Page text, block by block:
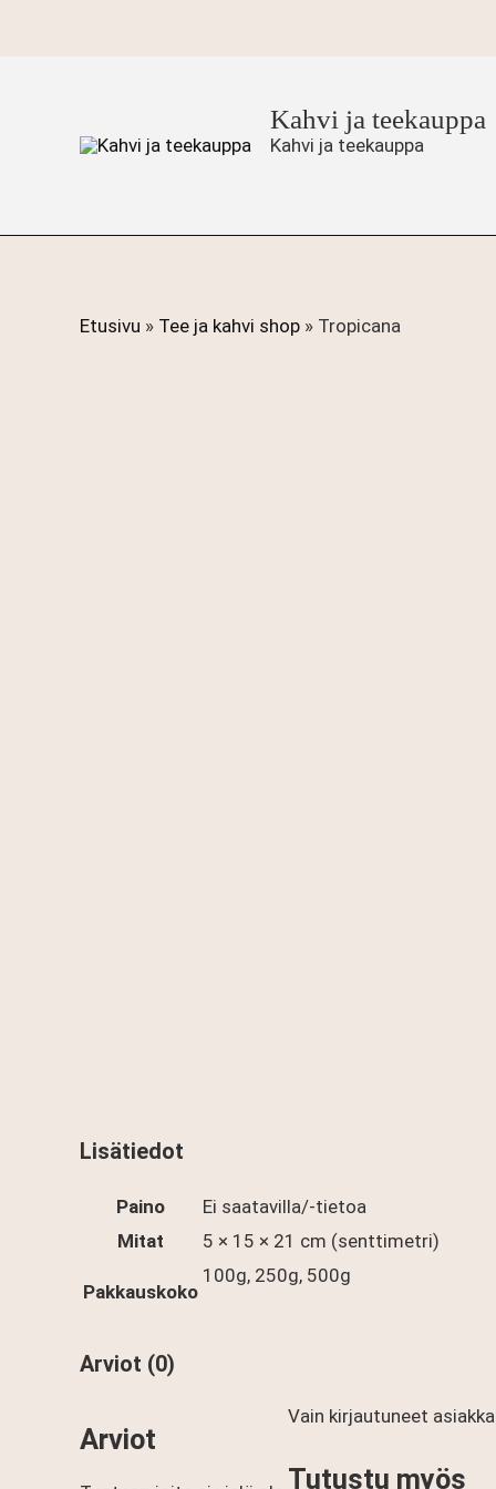
Kahvi ja teekauppa
Kahvi ja teekauppa
Etusivu » Tee ja kahvi shop » Tropicana
Lisätiedot
Paino
Ei saatavilla/-tietoa
Mitat
5 × 15 × 21 cm (senttimetri)
Pakkauskoko
100g, 250g, 500g
Arviot (0)
Arviot
Vain kirjautuneet
Tutustu myös